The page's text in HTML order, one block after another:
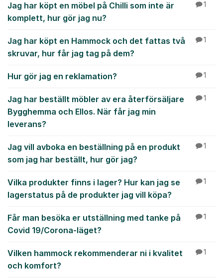
Jag har köpt en möbel på Chilli som inte är
komplett, hur gör jag nu?
1
Jag har köpt en Hammock och det fattas två
skruvar, hur får jag tag på dem?
1
Hur gör jag en reklamation? 1
Jag har beställt möbler av era återförsäljare
Bygghemma och Ellos. När får jag min
leverans?
1
Jag vill avboka en beställning på en produkt
som jag har beställt, hur gör jag?
1
Vilka produkter finns i lager? Hur kan jag se
lagerstatus på de produkter jag vill köpa?
1
Får man besöka er utställning med tanke på
Covid 19/Corona-läget?
1
Vilken hammock rekommenderar ni i kvalitet
och komfort?
1